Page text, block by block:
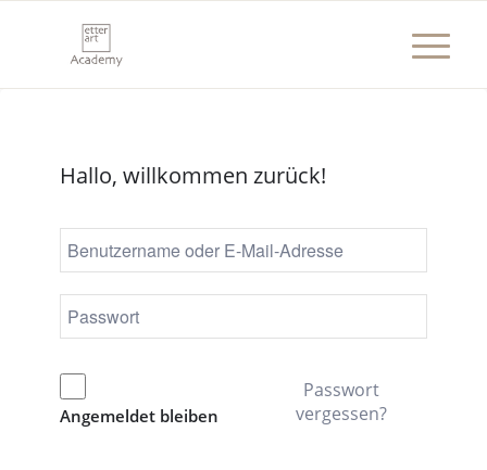
Hallo, willkommen zurück!
Angemeldet bleiben
Passwort
vergessen?